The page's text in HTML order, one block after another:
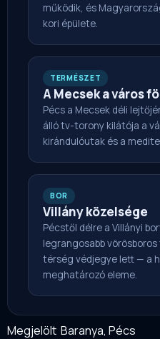
működik, és
kori épülete.
TERMÉSZET
A Mecsek a város
Pécs a Mecsek déli
álló tv-torony kilátója a
kirándulóutak és a
BOR
Villány közelsége
Pécstől délre a Villányi
legrangosabb vörösboros
térség védjegye lett — a
meghatározó eleme.
Megjelölt Baranya,Pécs